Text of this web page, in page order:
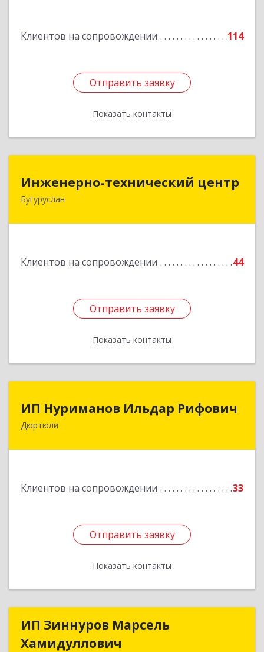
Клиентов на сопровождении 114
Отправить заявку
Показать контакты
Отправить заявку
Назад
Инженерно-технический центр
Бугуруслан
Клиентов на сопровождении 44
Отправить заявку
Показать контакты
Инженерно-технический центр
461633, Оренбургская обл, Бугуруслан г,
Отправить заявку
Назад
ИП Нуриманов Ильдар Рифович
Дюртюли
Клиентов на сопровождении 33
Отправить заявку
Показать контакты
ИП Нуриманов Ильдар Рифович
452320, Башкортостан Респ, Дюртюли г,
Отправить заявку
Назад
ИП Зиннуров Марсель
Хамидуллович
ИП Зиннуров Марсель